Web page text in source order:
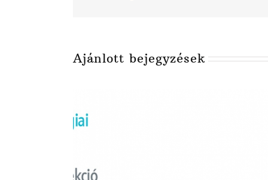
Ajánlott bejegyzések